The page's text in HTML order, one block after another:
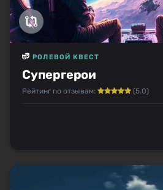
Супергерои
РОЛЕВОЙ КВЕСТ
Рейтинг по отзывам: (5.0)